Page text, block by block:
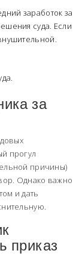
заработок за
суда. Если
за
прогул
причины)
Однако важно
и дать
приказ